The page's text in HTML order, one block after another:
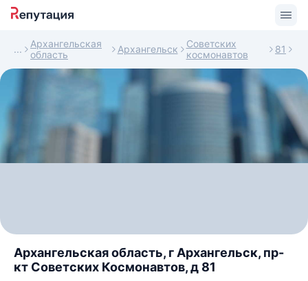
Архангельская
область
Архангельск
Советских
космонавтов
81
Архангельская область, г Архангельск, пр-
кт Советских Космонавтов, д 81